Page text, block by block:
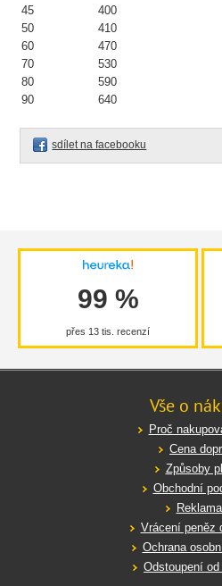
45
400
50
410
60
470
70
530
80
590
90
640
sdílet na facebooku
99 %
přes 13 tis. recenzí
Vše o
Proč
Cena
Způsoby
Obchodní
Vrácení peněz
Ochrana
Odstoupení